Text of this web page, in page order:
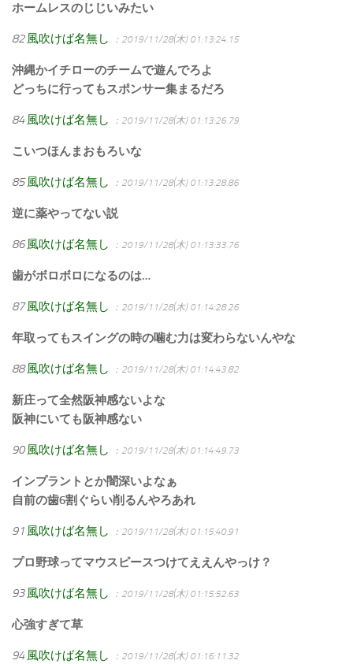
ホームレスのじじいみたい
82 風吹けば名無し ：2019/11/28(木) 01:13:24.15
沖縄かイチローのチームで遊んでろよ
どっちに行ってもスポンサー集まるだろ
84 風吹けば名無し ：2019/11/28(木) 01:13:26.79
こいつほんまおもろいな
85 風吹けば名無し ：2019/11/28(木) 01:13:28.86
逆に薬やってない説
86 風吹けば名無し ：2019/11/28(木) 01:13:33.76
歯がボロボロになるのは…
87 風吹けば名無し ：2019/11/28(木) 01:14:28.26
年取ってもスイングの時の噛む力は変わらないんやな
88 風吹けば名無し ：2019/11/28(木) 01:14:43.82
新庄って全然阪神感ないよな
阪神にいても阪神感ない
90 風吹けば名無し ：2019/11/28(木) 01:14:49.73
インプラントとか闇深いよなぁ
自前の歯6割ぐらい削るんやろあれ
91 風吹けば名無し ：2019/11/28(木) 01:15:40.91
プロ野球ってマウスピースつけてええんやっけ？
93 風吹けば名無し ：2019/11/28(木) 01:15:52.63
心強すぎて草
94 風吹けば名無し ：2019/11/28(木) 01:16:11.32